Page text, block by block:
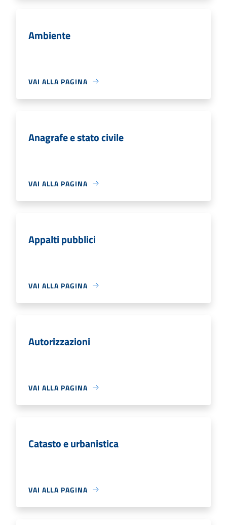
Ambiente
VAI ALLA PAGINA
Anagrafe e stato civile
VAI ALLA PAGINA
Appalti pubblici
VAI ALLA PAGINA
Autorizzazioni
VAI ALLA PAGINA
Catasto e urbanistica
VAI ALLA PAGINA